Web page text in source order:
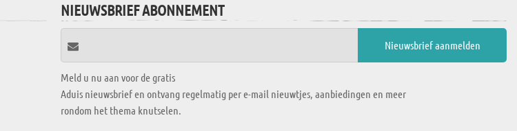
NIEUWSBRIEF ABONNEMENT
Meld u nu aan voor de gratis
Aduis nieuwsbrief en ontvang regelmatig per e-mail nieuwtjes, aanbiedingen en meer
rondom het thema knutselen.